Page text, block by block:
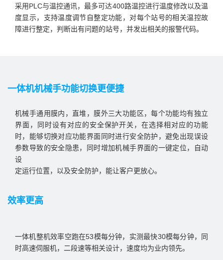
采用PLC与温控通讯，最多可达400路温控进行温度修改以及温
度显示，支持温度调节自整定功能，对每个站号的相关温控故
一体机机械手功能切换更便捷
机械手通用膜内，直堆，膜外三大功能区，每个功能均有独立
界面，同时设有对应的安全保护开关，在选择相对应的功能
时，能够切换对应功能界面同时进行安全防护，避免出现误设
参数导致的安全隐患，同时增加机械手界面的一键定位，自动
设
效率更高
一体机整机效率空跑在53模每分钟，实测最快30模每分钟，同